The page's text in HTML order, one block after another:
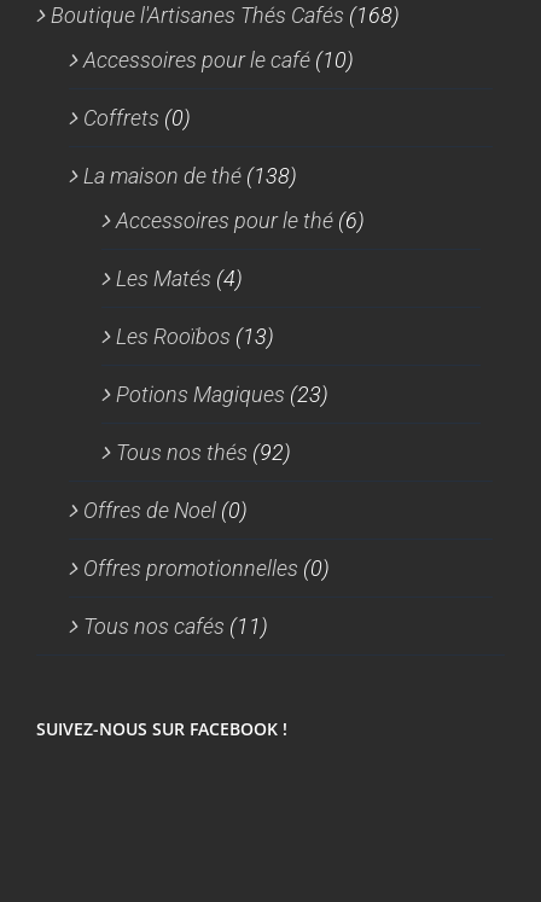
Boutique l'Artisanes Thés Cafés (168)
Accessoires pour le café (10)
Coffrets (0)
La maison de thé (138)
Accessoires pour le thé (6)
Les Matés (4)
Les Rooïbos (13)
Potions Magiques (23)
Tous nos thés (92)
Offres de Noel (0)
Offres promotionnelles (0)
Tous nos cafés (11)
SUIVEZ-NOUS SUR FACEBOOK !